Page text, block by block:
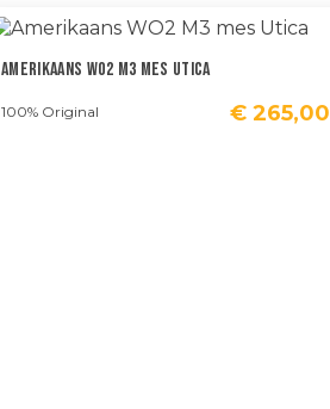
Amerikaans WO2 M3 Mes Utica
100% Original € 265,00